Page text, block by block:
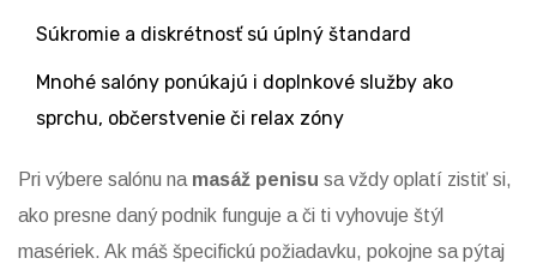
Súkromie a diskrétnosť sú úplný štandard
Mnohé salóny ponúkajú i doplnkové služby ako
sprchu, občerstvenie či relax zóny
Pri výbere salónu na masáž penisu sa vždy oplatí zistiť si,
ako presne daný podnik funguje a či ti vyhovuje štýl
masériek. Ak máš špecifickú požiadavku, pokojne sa pýtaj